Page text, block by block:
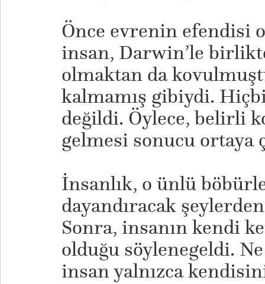
Önce evrenin efendisi
insan, Darwin’le
olmaktan da
kalmamış gibiydi.
değildi. Öylece, belirli
gelmesi sonucu ortaya
İnsanlık, o ünlü
dayandıracak
Sonra, insanın kendi
olduğu söylenegeldi.
insan yalnızca